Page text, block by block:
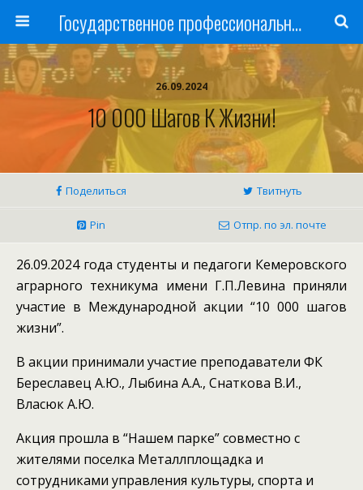
Государственное профессиональное образовательное учреждение
26.09.2024
10 000 Шагов К Жизни!
Поделиться Твитнуть
Pin Отпр. по эл. почте
26.09.2024 года студенты и педагоги Кемеровского
аграрного техникума имени Г.П.Левина приняли
участие в Международной акции “10 000 шагов
жизни”.
В акции принимали участие преподаватели ФК
Береславец А.Ю., Лыбина А.А., Снаткова В.И.,
Власюк А.Ю.
Акция прошла в “Нашем парке” совместно с
жителями поселка Металлплощадка и
сотрудниками управления культуры, спорта и